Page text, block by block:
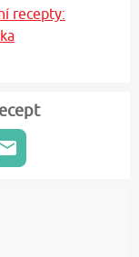
recepty: